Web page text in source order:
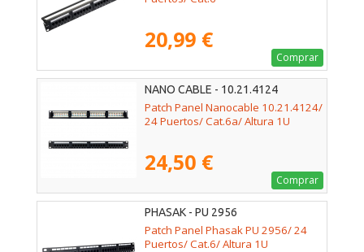
20,99 €
Comprar
NANO CABLE - 10.21.4124
Patch Panel Nanocable 10.21.4124/
24 Puertos/ Cat.6a/ Altura 1U
24,50 €
Comprar
PHASAK - PU 2956
Patch Panel Phasak PU 2956/ 24
Puertos/ Cat.6/ Altura 1U